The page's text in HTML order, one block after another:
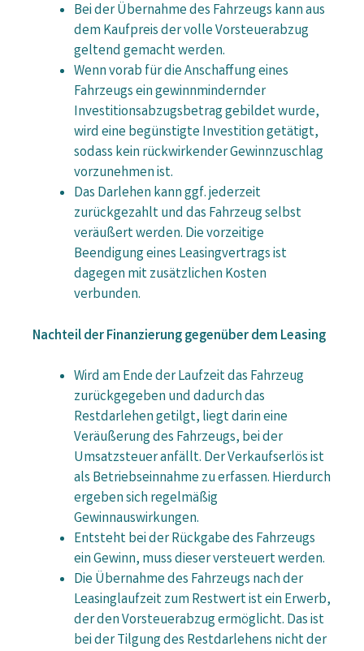
Bei der Übernahme des Fahrzeugs kann aus
dem Kaufpreis der volle Vorsteuerabzug
geltend gemacht werden.
Wenn vorab für die Anschaffung eines
Fahrzeugs ein gewinnmindernder
Investitionsabzugsbetrag gebildet wurde,
wird eine begünstigte Investition getätigt,
sodass kein rückwirkender Gewinnzuschlag
vorzunehmen ist.
Das Darlehen kann ggf. jederzeit
zurückgezahlt und das Fahrzeug selbst
veräußert werden. Die vorzeitige
Beendigung eines Leasingvertrags ist
dagegen mit zusätzlichen Kosten
verbunden.
Nachteil der Finanzierung gegenüber dem Leasing
Wird am Ende der Laufzeit das Fahrzeug
zurückgegeben und dadurch das
Restdarlehen getilgt, liegt darin eine
Veräußerung des Fahrzeugs, bei der
Umsatzsteuer anfällt. Der Verkaufserlös ist
als Betriebseinnahme zu erfassen. Hierdurch
ergeben sich regelmäßig
Gewinnauswirkungen.
Entsteht bei der Rückgabe des Fahrzeugs
ein Gewinn, muss dieser versteuert werden.
Die Übernahme des Fahrzeugs nach der
Leasinglaufzeit zum Restwert ist ein Erwerb,
der den Vorsteuerabzug ermöglicht. Das ist
bei der Tilgung des Restdarlehens nicht der